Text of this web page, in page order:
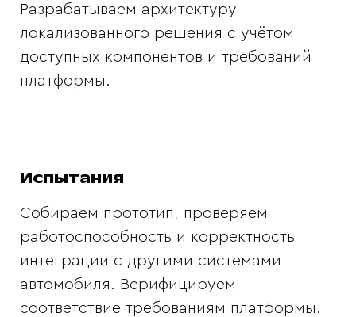
Разрабатываем архитектуру
локализованного решения с учётом
доступных компонентов и требований
платформы.
Испытания
Собираем прототип, проверяем
работоспособность и корректность
интеграции с другими системами
автомобиля. Верифицируем
соответствие требованиям платформы.